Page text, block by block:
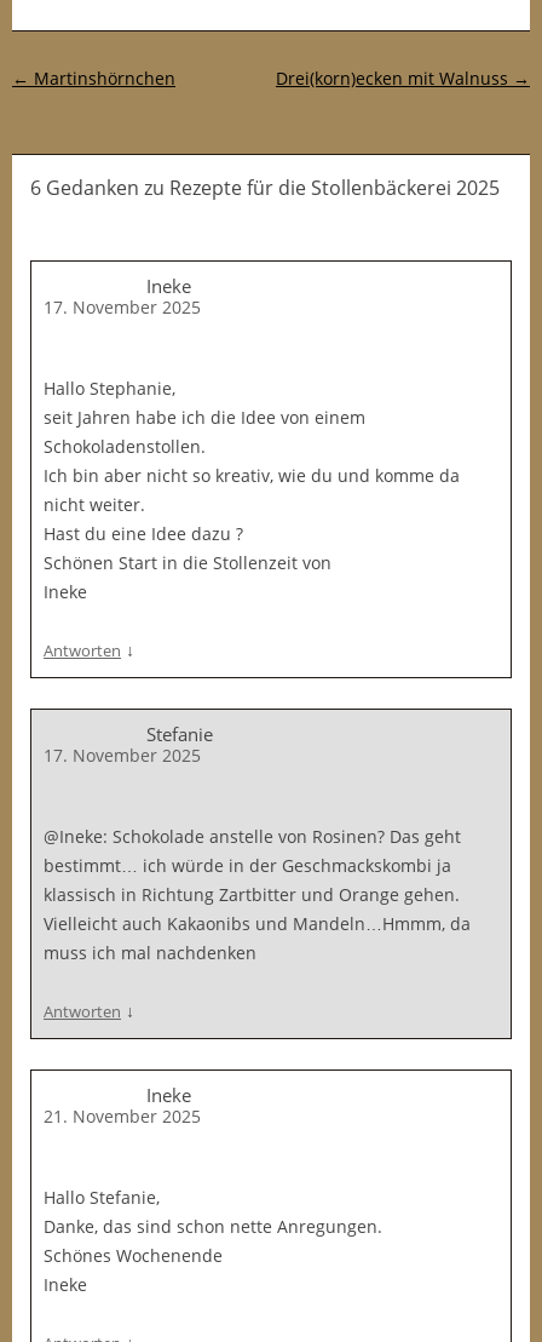
Post-Navigation
← Martinshörnchen Drei(korn)ecken mit Walnuss →
6 Gedanken zu Rezepte für die Stollenbäckerei 2025
Ineke
17. November 2025
Hallo Stephanie,
seit Jahren habe ich die Idee von einem
Schokoladenstollen.
Ich bin aber nicht so kreativ, wie du und komme da
nicht weiter.
Hast du eine Idee dazu ?
Schönen Start in die Stollenzeit von
Ineke
Antworten ↓
Stefanie
17. November 2025
@Ineke: Schokolade anstelle von Rosinen? Das geht
bestimmt… ich würde in der Geschmackskombi ja
klassisch in Richtung Zartbitter und Orange gehen.
Vielleicht auch Kakaonibs und Mandeln…Hmmm, da
muss ich mal nachdenken
Antworten ↓
Ineke
21. November 2025
Hallo Stefanie,
Danke, das sind schon nette Anregungen.
Schönes Wochenende
Ineke